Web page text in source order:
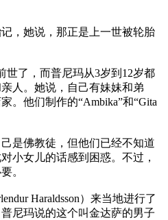
，她说，那正是上一世被轮胎
世了，而普尼玛从3岁到12岁都
人。她说，自己有妹妹和弟
。他们制作的“Ambika”和“Gita
是佛教徒，但他们已经不知道
小女儿的话感到困惑。不过，
。
Haraldsson）来当地进行了
尼玛说的这个叫金达萨的男子